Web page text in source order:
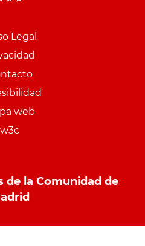
Legal
web
w3c
de la Comunidad de